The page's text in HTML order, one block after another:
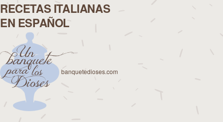
RECETAS ITALIANAS
EN ESPAÑOL
banquetedioses.com